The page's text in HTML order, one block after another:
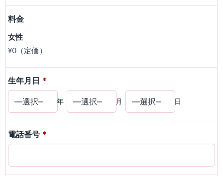
料金
女性
¥0（定価）
生年月日 *
年 月 日
電話番号 *